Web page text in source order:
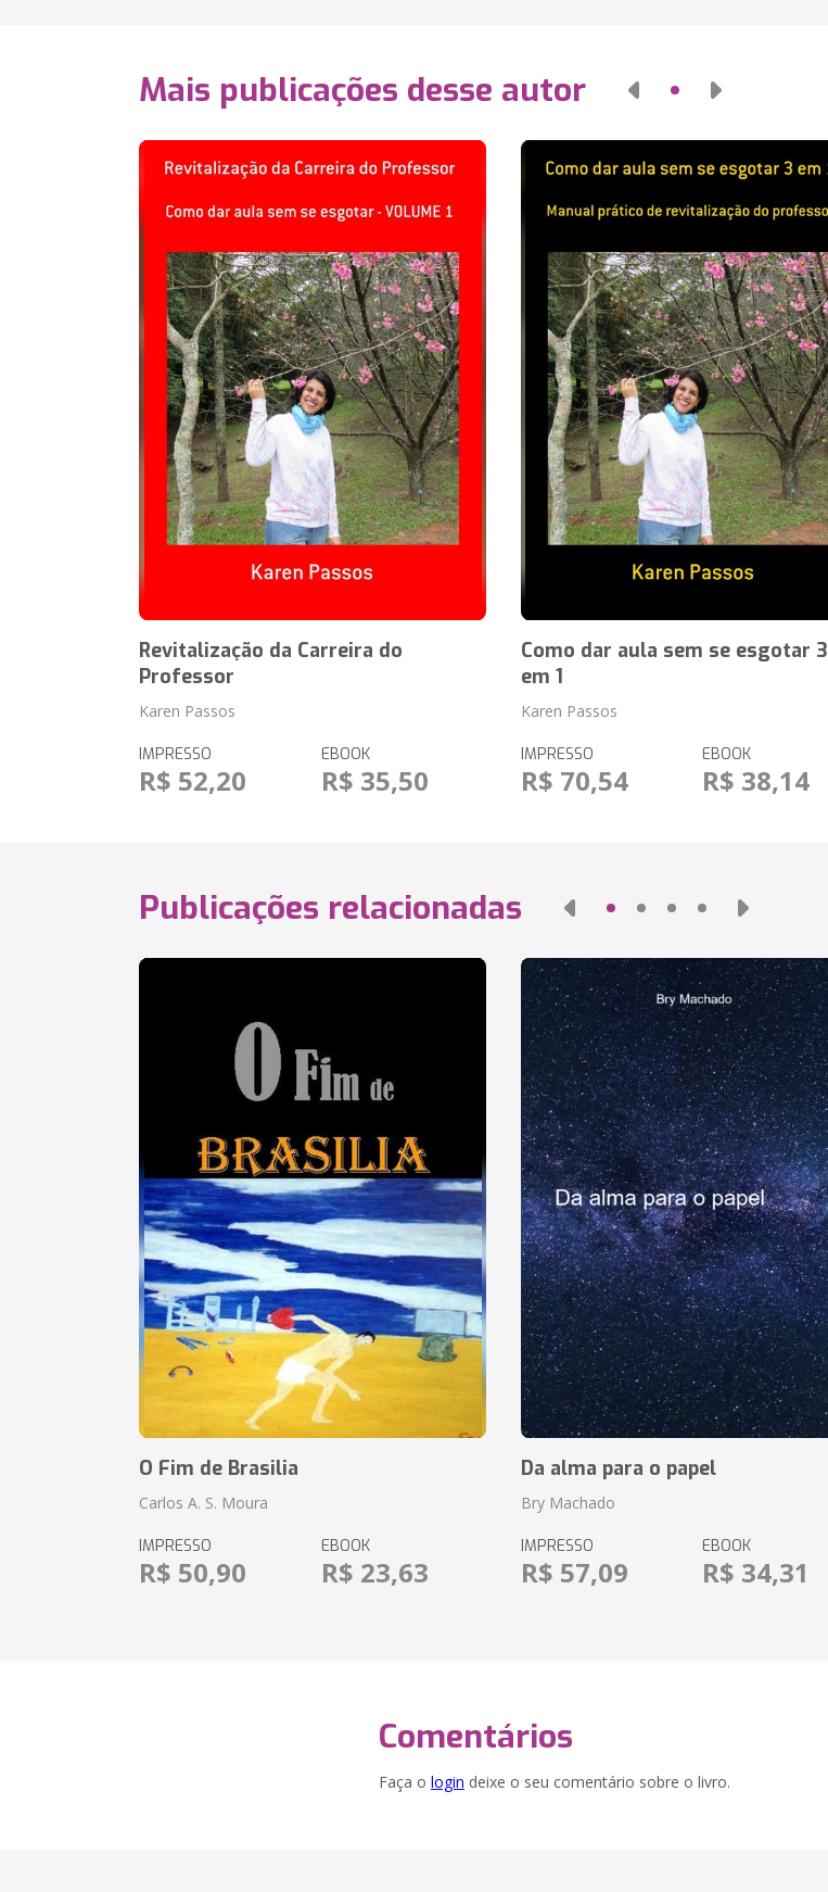
Mais publicações desse autor
Revitalização da Carreira do
Professor
Karen Passos
IMPRESSO
R$ 52,20
EBOOK
R$ 35,50
Como dar aula sem se esgotar 3
em 1
Karen Passos
IMPRESSO
R$ 70,54
EBOOK
R$ 38,14
Publicações relacionadas
O Fim de Brasilia
Carlos A. S. Moura
IMPRESSO
R$ 50,90
EBOOK
R$ 23,63
Da alma para o papel
Bry Machado
IMPRESSO
R$ 57,09
EBOOK
R$ 34,31
Comentários
Faça o login deixe o seu comentário sobre o livro.